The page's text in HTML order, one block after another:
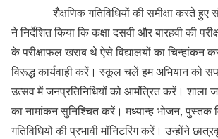
शैक्षणिक गतिविधियों की समीक्षा करते हुए
ने निर्देशित किया कि कक्षा दसवी और बारहवी की
के परीक्षाफल खराब थे ऐसे विद्यालयों का चिन्हांकन
विरूद्ध कार्यवाही करें। स्कूल चलें हम अभियान को
उत्सव में जनप्रतिनिधियों को आमंत्रित करें। शाला
का नामांकन सुनिश्चित करें। मध्यान्ह भोजन, पुस्तक
गतिविधियों की प्रभावी मॉनिटरिंग करें। उन्होंने